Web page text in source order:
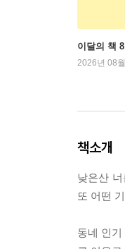
이달의 책
2026년 08
책소개
낮은산
또 어떤
동네 인